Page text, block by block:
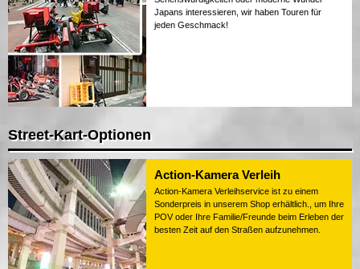
Japans interessieren, wir haben Touren für
jeden Geschmack!
Street-Kart-Optionen
Action-Kamera Verleih
Action-Kamera Verleihservice ist zu einem
Sonderpreis in unserem Shop erhältlich., um Ihre
POV oder Ihre Familie/Freunde beim Erleben der
besten Zeit auf den Straßen aufzunehmen.